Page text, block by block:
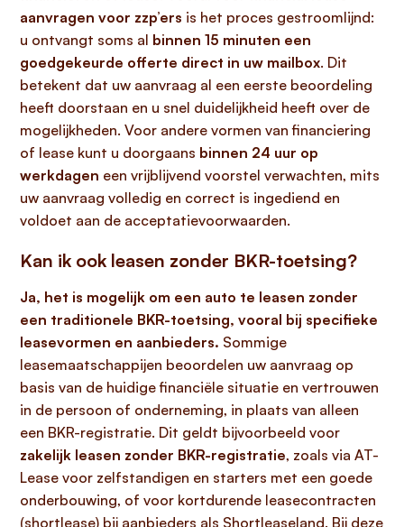
aanvragen voor zzp’ers is het proces gestroomlijnd:
u ontvangt soms al binnen 15 minuten een
goedgekeurde offerte direct in uw mailbox. Dit
betekent dat uw aanvraag al een eerste beoordeling
heeft doorstaan en u snel duidelijkheid heeft over de
mogelijkheden. Voor andere vormen van financiering
of lease kunt u doorgaans binnen 24 uur op
werkdagen een vrijblijvend voorstel verwachten, mits
uw aanvraag volledig en correct is ingediend en
voldoet aan de acceptatievoorwaarden.
Kan ik ook leasen zonder BKR-toetsing?
Ja, het is mogelijk om een auto te leasen zonder
een traditionele BKR-toetsing, vooral bij specifieke
leasevormen en aanbieders. Sommige
leasemaatschappijen beoordelen uw aanvraag op
basis van de huidige financiële situatie en vertrouwen
in de persoon of onderneming, in plaats van alleen
een BKR-registratie. Dit geldt bijvoorbeeld voor
zakelijk leasen zonder BKR-registratie, zoals via AT-
Lease voor zelfstandigen en starters met een goede
onderbouwing, of voor kortdurende leasecontracten
(shortlease) bij aanbieders als Shortleaseland. Bij deze